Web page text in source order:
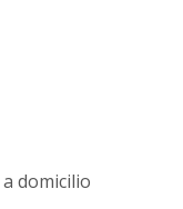
domicilio